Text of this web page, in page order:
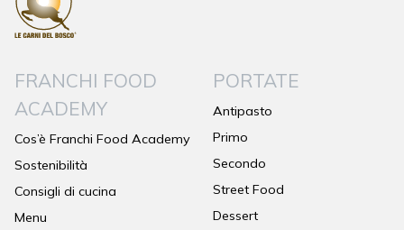
FRANCHI FOOD
ACADEMY
Cos’è Franchi Food Academy
Sostenibilità
Consigli di cucina
Menu
PORTATE
Antipasto
Primo
Secondo
Street Food
Dessert